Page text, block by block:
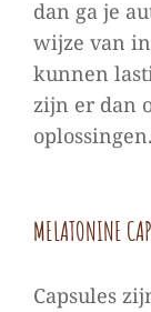
dan ga je
wijze van
kunnen
zijn er dan
oplossingen.
MELATONINE
Capsules